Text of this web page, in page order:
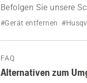
Befolgen Sie unsere
Husqvarna Connect
#Gerät entfernen
FAQ
Alternativen zum